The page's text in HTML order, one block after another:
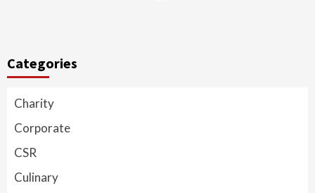
Categories
Charity
Corporate
CSR
Culinary